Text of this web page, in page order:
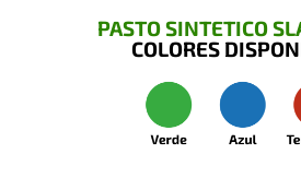
PASTO SINTETICO
COLORES